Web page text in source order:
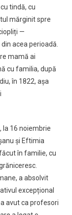
tindă, cu
mărginit spre
—
acea perioadă.
mamă ai
cu familia, după
în 1822, așa
la 16 noiembrie
și Eftimia
în familie, cu
a absolvit
excepțional
avut ca profesori